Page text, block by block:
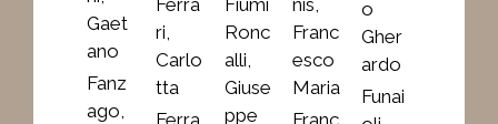
Gaet
ano
Fanz
ago,
ri,
Carlo
tta
Ferra
Ronc
alli,
Giuse
ppe
Franc
esco
Maria
Franc
o
Gher
ardo
Funai